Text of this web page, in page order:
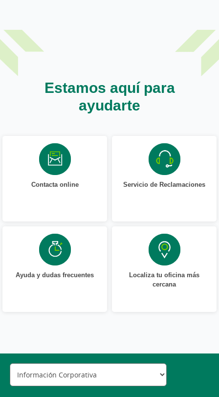
Estamos aquí para
ayudarte
Contacta online Servicio de Reclamaciones
Ayuda y dudas frecuentes
Localiza tu oficina más
cercana